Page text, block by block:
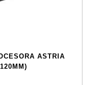
ASTRIA